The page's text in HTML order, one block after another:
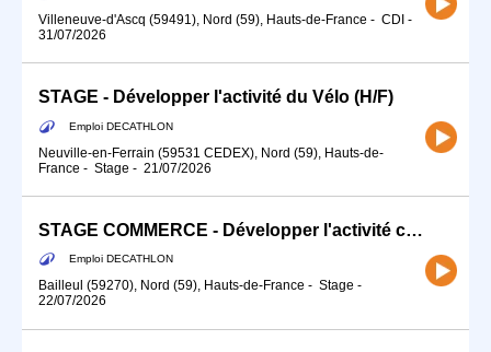
Villeneuve-d'Ascq (59491), Nord (59), Hauts-de-France - CDI -
31/07/2026
STAGE - Développer l'activité du Vélo (H/F)
Emploi DECATHLON
Neuville-en-Ferrain (59531 CEDEX), Nord (59), Hauts-de-
France - Stage - 21/07/2026
STAGE COMMERCE - Développer l'activité commerciale de ton sport (H/F)
Emploi DECATHLON
Bailleul (59270), Nord (59), Hauts-de-France - Stage -
22/07/2026